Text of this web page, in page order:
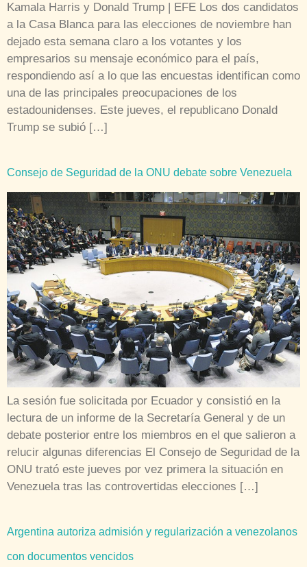
Kamala Harris y Donald Trump | EFE Los dos candidatos
a la Casa Blanca para las elecciones de noviembre han
dejado esta semana claro a los votantes y los
empresarios su mensaje económico para el país,
respondiendo así a lo que las encuestas identifican como
una de las principales preocupaciones de los
estadounidenses. Este jueves, el republicano Donald
Trump se subió […]
Consejo de Seguridad de la ONU debate sobre Venezuela
La sesión fue solicitada por Ecuador y consistió en la
lectura de un informe de la Secretaría General y de un
debate posterior entre los miembros en el que salieron a
relucir algunas diferencias El Consejo de Seguridad de la
ONU trató este jueves por vez primera la situación en
Venezuela tras las controvertidas elecciones […]
Argentina autoriza admisión y regularización a venezolanos
con documentos vencidos